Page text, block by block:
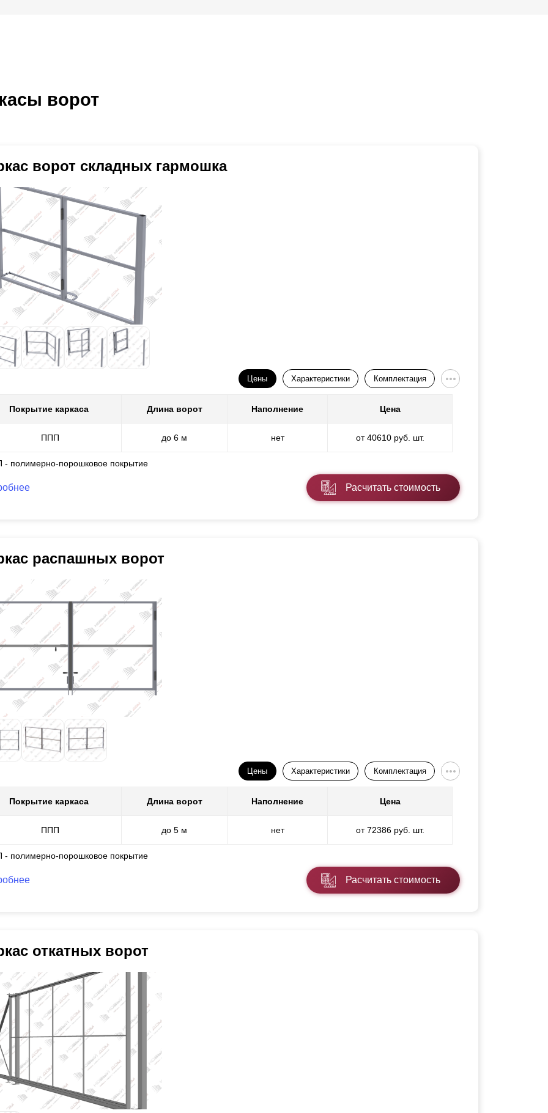
ворот
ворот складных гармошка
Цены Характеристики Комплектация
Покрытие каркаса Длина ворот Наполнение Цена
ППП до 6 м нет от 40610 руб. шт.
- полимерно-порошковое покрытие
Расчитать стоимость
распашных ворот
Цены Характеристики Комплектация
Покрытие каркаса Длина ворот Наполнение Цена
ППП до 5 м нет от 72386 руб. шт.
- полимерно-порошковое покрытие
Расчитать стоимость
откатных ворот